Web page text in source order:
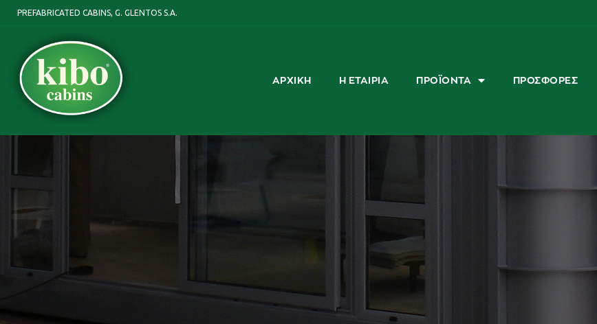
PREFABRICATED CABINS, G. GLENTOS S.A.
ΑΡΧΙΚΉ Η ΕΤΑΙΡΊΑ ΠΡΟΪΌΝΤΑ ΠΡΟΣΦΟΡΈΣ